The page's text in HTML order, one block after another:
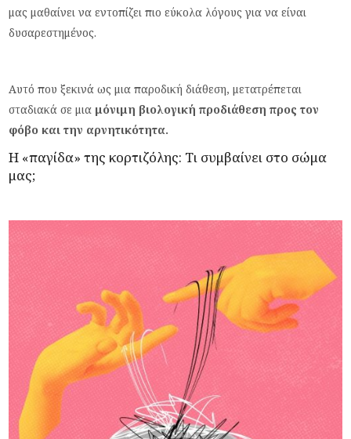
μας μαθαίνει να εντοπίζει πιο εύκολα λόγους για να είναι
δυσαρεστημένος.
Αυτό που ξεκινά ως μια παροδική διάθεση, μετατρέπεται
σταδιακά σε μια μόνιμη βιολογική προδιάθεση προς τον
φόβο και την αρνητικότητα.
Η «παγίδα» της κορτιζόλης: Τι συμβαίνει στο σώμα
μας;